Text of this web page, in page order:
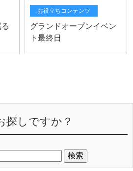
お役立ちコンテンツ
グランドオープンイベン
ト最終日
探しですか？